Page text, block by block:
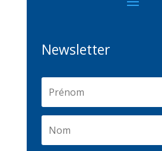
Newsletter